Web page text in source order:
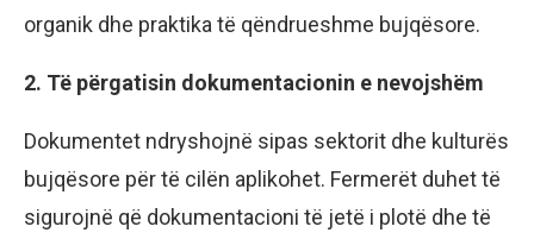
organik dhe praktika të qëndrueshme bujqësore.
2. Të përgatisin dokumentacionin e nevojshëm
Dokumentet ndryshojnë sipas sektorit dhe kulturës
bujqësore për të cilën aplikohet. Fermerët duhet të
sigurojnë që dokumentacioni të jetë i plotë dhe të